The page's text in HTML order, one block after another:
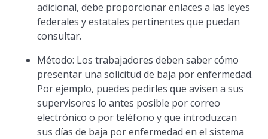
adicional, debe proporcionar enlaces a las leyes
federales y estatales pertinentes que puedan
consultar.
Método: Los trabajadores deben saber cómo
presentar una solicitud de baja por enfermedad.
Por ejemplo, puedes pedirles que avisen a sus
supervisores lo antes posible por correo
electrónico o por teléfono y que introduzcan
sus días de baja por enfermedad en el sistema